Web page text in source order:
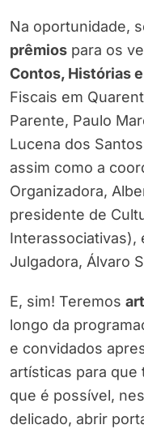
Na oportunidade,
prêmios para os
Contos, Histórias
Fiscais em
Parente, Paulo
Lucena dos
assim como a
Organizadora,
presidente de
Interassociativas),
Julgadora, Álvaro
E, sim! Teremos
longo da
e convidados
artísticas para que
que é possível,
delicado, abrir